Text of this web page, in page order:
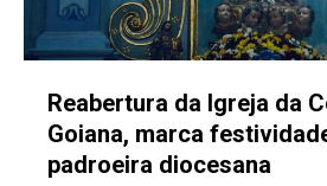
Reabertura da Igreja da
Goiana, marca
padroeira diocesana